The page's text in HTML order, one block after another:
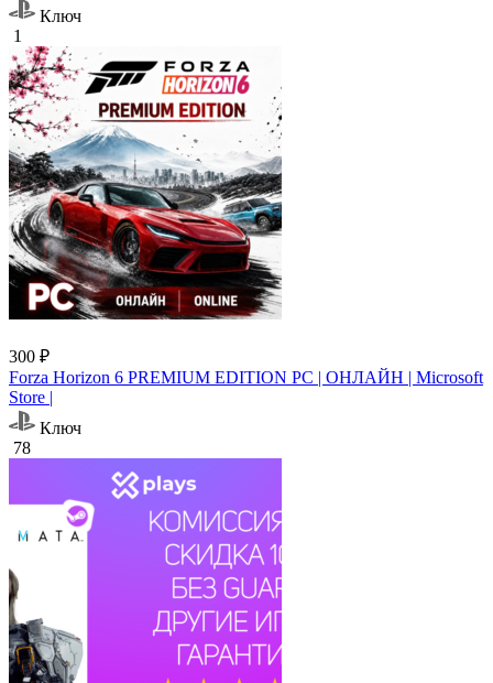
Ключ
1
300 ₽
Forza Horizon 6 PREMIUM EDITION PC | ОНЛАЙН | Microsoft
Store |
Ключ
78